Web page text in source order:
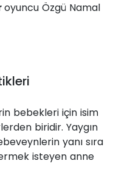
oyuncu Özgü Namal
bebekleri için isim
biridir. Yaygın
yanı sıra
isteyen anne